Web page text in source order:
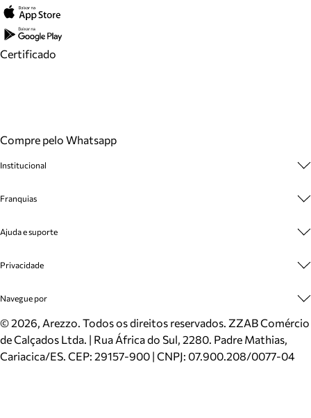
Certificado
Compre pelo Whatsapp
Institucional
Cashback
Venda Corporativa
Mapa do Site
Inverno
Mundo Arezzo
Franquias
Plano de Negócio
Ajuda e suporte
Cadastro
Meus Pedidos
Trocas e Devoluções
Cartão Presente
Localizador de lojas
Privacidade
Politica e Privacidade
Navegue por
Sapatos
Bolsas
Scarpins
©2026, Arezzo. Todos os direitos reservados. ZZAB Comércio
de Calçados Ltda. | Rua África do Sul, 2280. Padre Mathias,
Cariacica/ES. CEP: 29157-900 | CNPJ: 07.900.208/0077-04